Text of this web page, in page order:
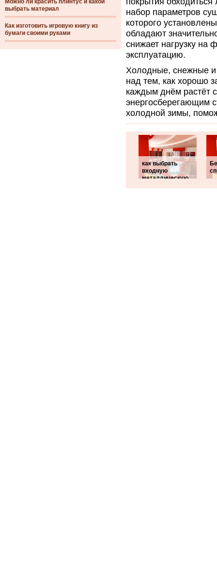
Можно ли красить плинтус и какой
выбрать материал
Как изготовить игровую книгу из
бумаги своими руками
набор параметров
которого
обладают
снижает нагрузку на
эксплуатацию.
Холодные, снежные
над тем, как хорошо
каждым днём растёт
энергосберегающим
холодной зимы,
как выбрать
входную
металлическую